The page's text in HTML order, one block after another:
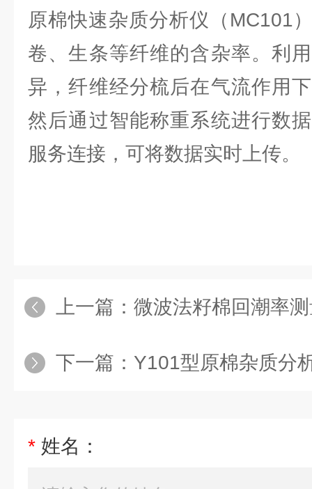
原棉快速杂质分析仪（MC101
卷、生条等纤维的含杂率。利
异，纤维经分梳后在气流作用
然后通过智能称重系统进行数
服务连接，可将数据实时上传。
上一篇： 微波法籽棉回潮率
下一篇： Y101型原棉杂质分
* 姓名：